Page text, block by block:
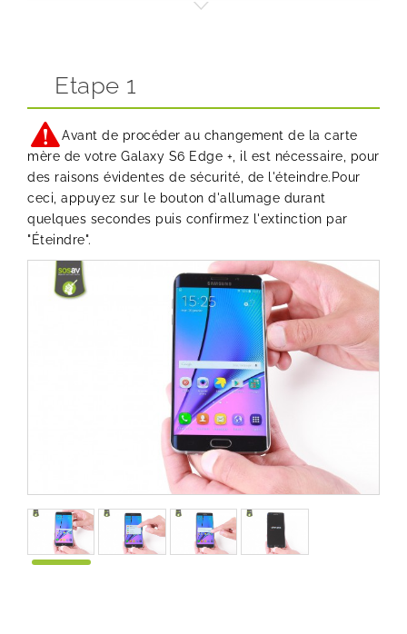
Etape 1
Avant de procéder au changement de la carte
mère de votre Galaxy S6 Edge +, il est nécessaire, pour
des raisons évidentes de sécurité, de l'éteindre.Pour
ceci, appuyez sur le bouton d'allumage durant
quelques secondes puis confirmez l'extinction par
"Éteindre".